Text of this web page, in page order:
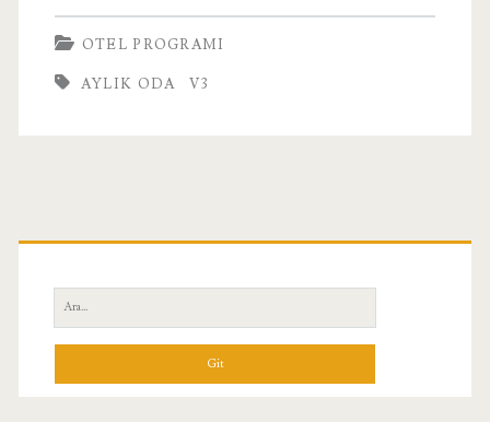
Oda
V3
OTEL PROGRAMI
AYLIK ODA V3
Birincil
Yan
Menü
Ara: